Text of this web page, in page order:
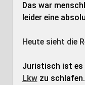
Das war
leider eine
Heute sieht die
Juristisch ist es
Lkwzu schlafen.